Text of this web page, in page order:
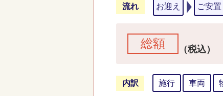
流れ お迎え ご安置
総額 （税込）
内訳 施行 車両